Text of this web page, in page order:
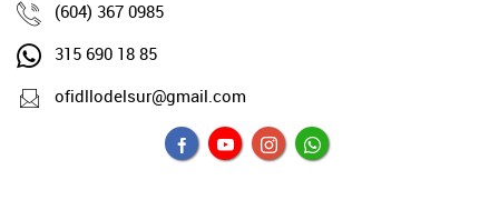
(604) 367 0985
315 690 18 85
ofidllodelsur@gmail.com